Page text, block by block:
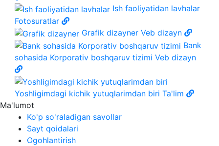
Ish faoliyatidan lavhalar
Fotosuratlar
Grafik dizayner Veb dizayn
Bank
sohasida Korporativ boshqaruv tizimi Veb dizayn
Yoshligimdagi kichik yutuqlarimdan biri Ta'lim
Ma'lumot
Ko'p so'raladigan savollar
Sayt qoidalari
Ogohlantirish